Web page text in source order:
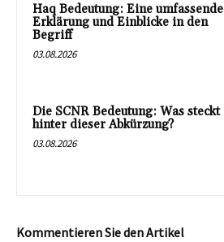
Haq Bedeutung: Eine umfassende
Erklärung und Einblicke in den
Begriff
03.08.2026
Die SCNR Bedeutung: Was steckt
hinter dieser Abkürzung?
03.08.2026
Kommentieren Sie den Artikel